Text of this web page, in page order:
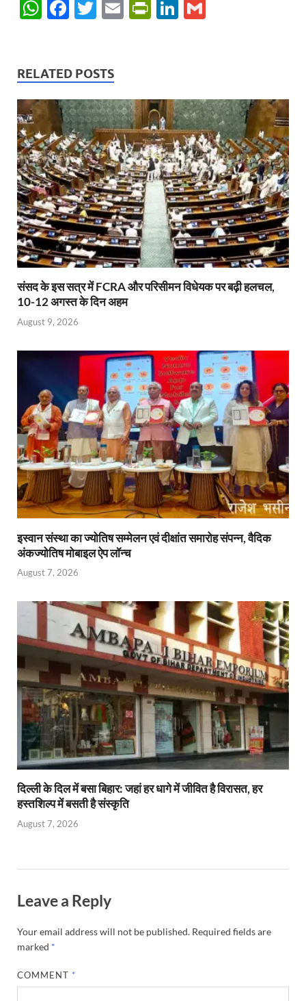
W
s
A
p
p
F
b
o
o
k
T
er
E
P
ie
n
dl
y
Li
dI
n
RELATED POSTS
संसद के इस सत्र में FCRA और परिसीमन विधेयक पर बढ़ी हलचल,
10-12 अगस्त के दिन अहम
August 9, 2026
इस्वान संस्था का ज्योतिष सम्मेलन एवं दीक्षांत समारोह संपन्न, वैदिक
अंकज्योतिष मोबाइल ऐप लॉन्च
August 7, 2026
दिल्ली के दिल में बसा बिहार: जहां हर धागे में जीवित है विरासत, हर
हस्तशिल्प में बसती है संस्कृति
August 7, 2026
Leave a Reply
Your email address will not be published. Required fields are
marked *
COMMENT *